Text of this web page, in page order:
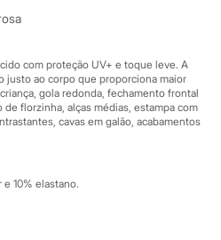
com proteção UV+ e toque leve. A
justo ao corpo que proporciona maior
gola redonda, fechamento frontal
florzinha, alças médias, estampa com
cavas em galão, acabamentos
10% elastano.